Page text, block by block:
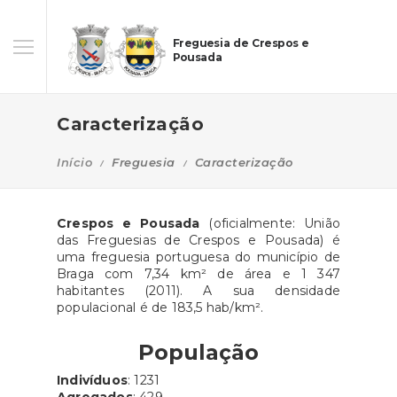
Freguesia de Crespos e
Pousada
Caracterização
Início Freguesia Caracterização
Crespos e Pousada (oficialmente: União
das Freguesias de Crespos e Pousada) é
uma freguesia portuguesa do município de
Braga com 7,34 km² de área e 1 347
habitantes (2011). A sua densidade
populacional é de 183,5 hab/km².
População
Indivíduos: 1231